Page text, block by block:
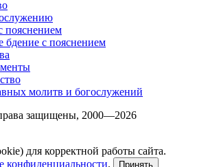
пояснением
бдение с пояснением
молитв и богослужений
защищены, 2000—2026
для корректной работы сайта.
конфиденциальности. Принять